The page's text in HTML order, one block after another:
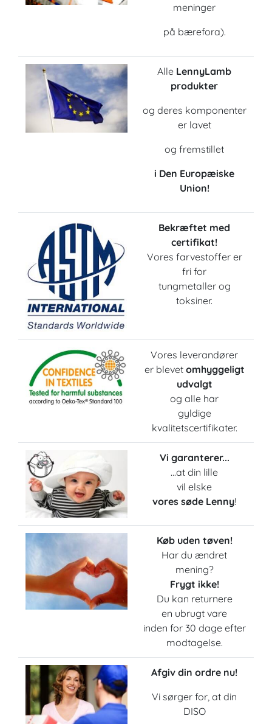
meninger
på bærefora).
Alle LennyLamb
produkter
og deres komponenter
er lavet
og fremstillet
i Den Europæiske
Union!
Bekræftet med
certifikat!
Vores farvestoffer er
fri for
tungmetaller og
toksiner.
Vores leverandører
er blevet omhyggeligt
udvalgt
og alle har
gyldige
kvalitetscertifikater.
Vi garanterer...
...at din lille
vil elske
vores søde Lenny!
Køb uden tøven!
Har du ændret
mening?
Frygt ikke!
Du kan returnere
en ubrugt vare
inden for 30 dage efter
modtagelse.
Afgiv din ordre nu!
Vi sørger for, at din
DISO